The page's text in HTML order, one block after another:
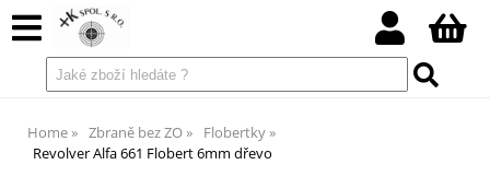
Home Zbraně bez ZO
Flobertky
Revolver Alfa 661 Flobert 6mm dřevo